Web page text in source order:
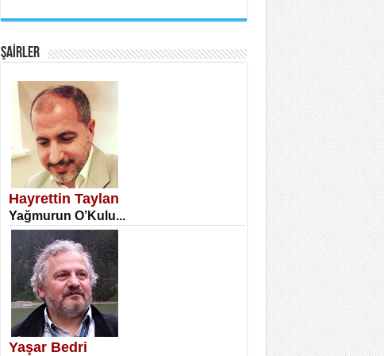
SATILMIŞ ÜMİT ÇETİNKAYA
Erkenlik...
NECLA DİLEK ARSLAN
Öğretmenler Günü Mahkemesi...
ŞAİRLER
Hayrettin Taylan
Yağmurun O’Kulu...
Yaşar Bedri